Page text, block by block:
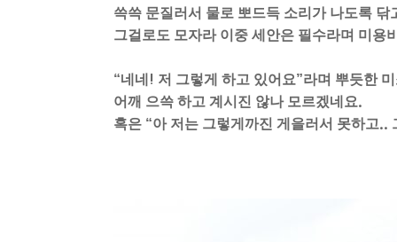
쓱쓱 문질러서 물로 뽀드득 소리가 나도록 닦
그걸로도 모자라 이중 세안은 필수라며 미용
“네네 ! 저 그렇게 하고 있어요”라며 뿌듯한
어깨 으쓱 하고 계시진 않나 모르겠네요.
혹은 “아 저는 그렇게까진 게을러서 못하고..